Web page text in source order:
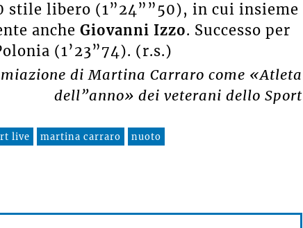
stile libero (1”24””50), in cui insieme
anche Giovanni Izzo. Successo per
(1’23”74). (r.s.)
di Martina Carraro come «Atleta
dell”anno» dei veterani dello Sport
live martina carraro nuoto